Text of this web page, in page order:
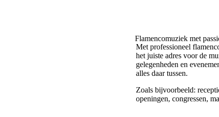
Met professioneel
het juiste adres voor de
gelegenheden en
alles daar tussen.
Zoals bijvoorbeeld:
openingen, congressen,
Flamencomuziek met